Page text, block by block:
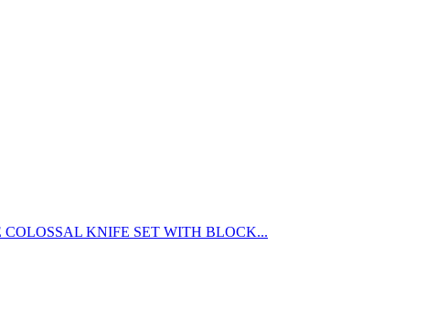
KNIFE SET WITH BLOCK...